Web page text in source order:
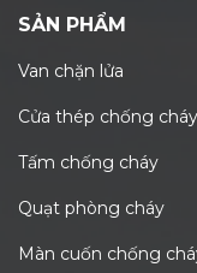
SẢN PHẨM
Van chặn lửa
Cửa thép chống cháy
Tấm chống cháy
Quạt phòng cháy
Màn cuốn chống